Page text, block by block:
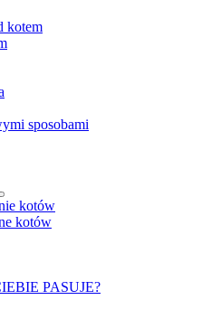
kotem
sposobami
kotów
kotów
PASUJE?